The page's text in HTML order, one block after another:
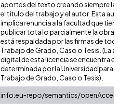
aportes del texto creando siempre la
el título del trabajo y el autor. Esta
implica renuncia a la facultad que tiene
publicar total o parcialmente la obra.
está respaldada por las firmas de
Trabajo de Grado, Caso o Tesis. (La
digital de esta licencia se encuentra
determinada por la Universidad para
Trabajo de Grado, Caso o Tesis).
info:eu-repo/semantics/openAccess